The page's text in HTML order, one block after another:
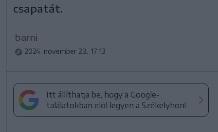
csapatát.
barni
2024. november 23., 17:13
Itt állíthatja be, hogy a Google-
találatokban elöl legyen a Székelyhon!